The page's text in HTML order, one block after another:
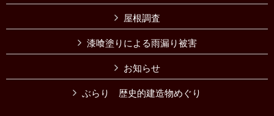
屋根調査
漆喰塗りによる雨漏り被害
お知らせ
ぶらり 歴史的建造物めぐり